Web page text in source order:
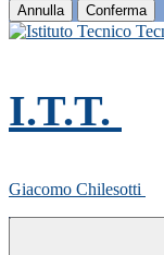
Annulla Conferma
I.T.T.
Giacomo Chilesotti